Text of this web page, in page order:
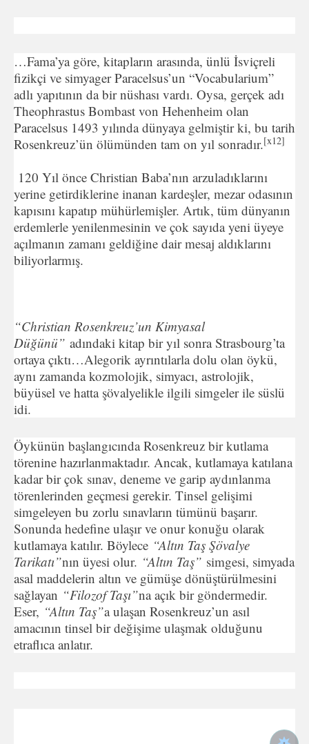
…Fama’ya göre, kitapların arasında, ünlü İsviçreli
fizikçi ve simyager Paracelsus’un “Vocabularium”
adlı yapıtının da bir nüshası vardı. Oysa, gerçek adı
Theophrastus Bombast von Hehenheim olan
Paracelsus 1493 yılında dünyaya gelmiştir ki, bu tarih
Rosenkreuz’ün ölümünden tam on yıl sonradır.[x12]
120 Yıl önce Christian Baba’nın arzuladıklarını
yerine getirdiklerine inanan kardeşler, mezar odasının
kapısını kapatıp mühürlemişler. Artık, tüm dünyanın
erdemlerle yenilenmesinin ve çok sayıda yeni üyeye
açılmanın zamanı geldiğine dair mesaj aldıklarını
biliyorlarmış.
“Christian Rosenkreuz’un Kimyasal
Düğünü” adındaki kitap bir yıl sonra Strasbourg’ta
ortaya çıktı…Alegorik ayrıntılarla dolu olan öykü,
aynı zamanda kozmolojik, simyacı, astrolojik,
büyüsel ve hatta şövalyelikle ilgili simgeler ile süslü
idi.
Öykünün başlangıcında Rosenkreuz bir kutlama
törenine hazırlanmaktadır. Ancak, kutlamaya katılana
kadar bir çok sınav, deneme ve garip aydınlanma
törenlerinden geçmesi gerekir. Tinsel gelişimi
simgeleyen bu zorlu sınavların tümünü başarır.
Sonunda hedefine ulaşır ve onur konuğu olarak
kutlamaya katılır. Böylece “Altın Taş Şövalye
Tarikatı”nın üyesi olur. “Altın Taş” simgesi, simyada
asal maddelerin altın ve gümüşe dönüştürülmesini
sağlayan “Filozof Taşı”na açık bir göndermedir.
Eser, “Altın Taş”a ulaşan Rosenkreuz’un asıl
amacının tinsel bir değişime ulaşmak olduğunu
etraflıca anlatır.